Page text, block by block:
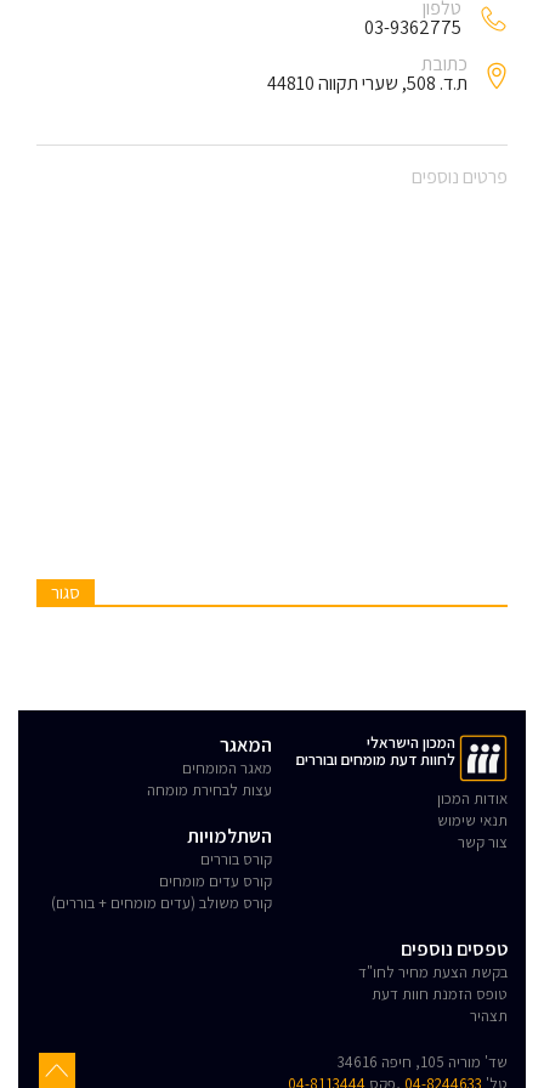
טלפון
03-9362775
כתובת
ת.ד. 508, שערי תקווה 44810
פרטים נוספים
סגור
המכון הישראלי
לחוות דעת מומחים ובוררים
אודות המכון
תנאי שימוש
צור קשר
המאגר
מאגר המומחים
עצות לבחירת מומחה
השתלמויות
קורס בוררים
קורס עדים מומחים
קורס משולב (עדים מומחים + בוררים)
טפסים נוספים
בקשת הצעת מחיר לחו"ד
טופס הזמנת חוות דעת
תצהיר
שד' מוריה 105, חיפה 34616
טל' 04-8244633 ,פקס 04-8113444